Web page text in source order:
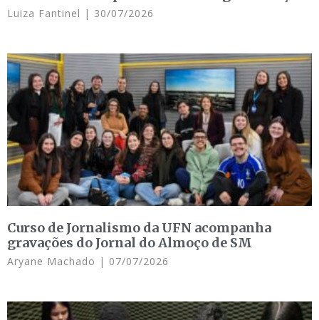
Luiza Fantinel 30/07/2026
Curso de Jornalismo da UFN acompanha
gravações do Jornal do Almoço de SM
Aryane Machado 07/07/2026